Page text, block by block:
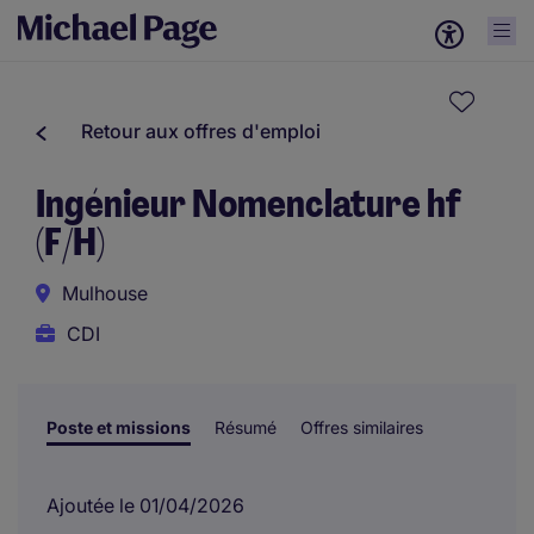
Retour aux offres d'emploi
Ingénieur Nomenclature hf
(F/H)
Mulhouse
CDI
Poste et missions Résumé Offres similaires
Ajoutée le 01/04/2026